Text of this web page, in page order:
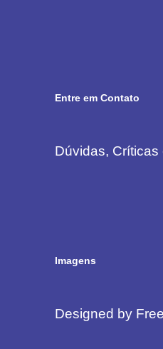
Entre em Contato
Dúvidas,
Imagens
Designed by